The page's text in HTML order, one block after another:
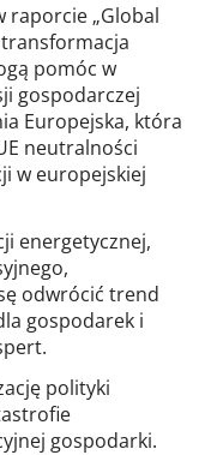
raporcie „Global
pomóc w
gospodarczej
Europejska, która
neutralności
w europejskiej
energetycznej,
odwrócić trend
gospodarek i
polityki
gospodarki.